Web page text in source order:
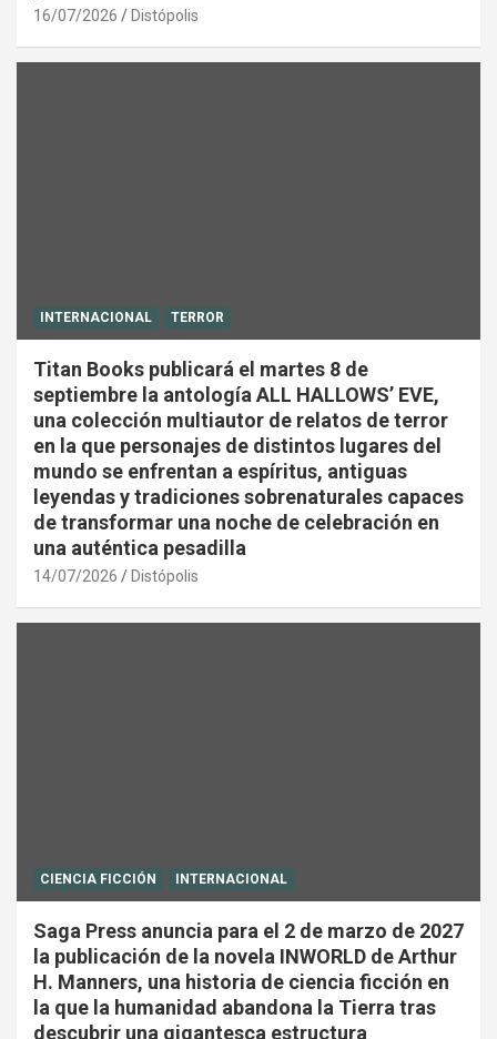
16/07/2026 Distópolis
INTERNACIONAL TERROR
Titan Books publicará el martes 8 de
septiembre la antología ALL HALLOWS’ EVE,
una colección multiautor de relatos de terror
en la que personajes de distintos lugares del
mundo se enfrentan a espíritus, antiguas
leyendas y tradiciones sobrenaturales capaces
de transformar una noche de celebración en
una auténtica pesadilla
14/07/2026 Distópolis
CIENCIA FICCIÓN INTERNACIONAL
Saga Press anuncia para el 2 de marzo de 2027
la publicación de la novela INWORLD de Arthur
H. Manners, una historia de ciencia ficción en
la que la humanidad abandona la Tierra tras
descubrir una gigantesca estructura